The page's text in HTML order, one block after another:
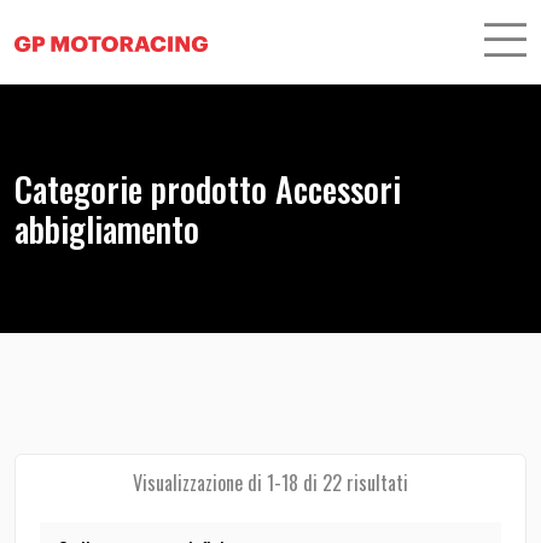
Categorie prodotto Accessori
abbigliamento
Visualizzazione di 1-18 di 22 risultati